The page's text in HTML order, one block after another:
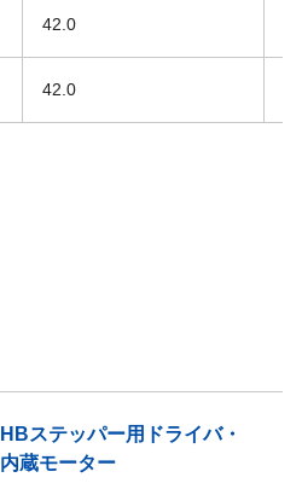
42.0
42.0
HBステッパー用ドライバ・
内蔵モーター